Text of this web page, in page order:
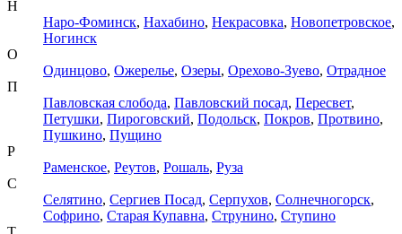
Н
Наро-Фоминск, Нахабино, Некрасовка, Новопетровское,
Ногинск
О
Одинцово, Ожерелье, Озеры, Орехово-Зуево, Отрадное
П
Павловская слобода, Павловский посад, Пересвет,
Петушки, Пироговский, Подольск, Покров, Протвино,
Пушкино, Пущино
Р
Раменское, Реутов, Рошаль, Руза
С
Селятино, Сергиев Посад, Серпухов, Солнечногорск,
Софрино, Старая Купавна, Струнино, Ступино